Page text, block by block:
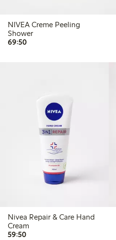
NIVEA Creme Peeling
Shower
69:5069,50 kr
Nivea Repair & Care Hand
Cream
59:5059,50 kr